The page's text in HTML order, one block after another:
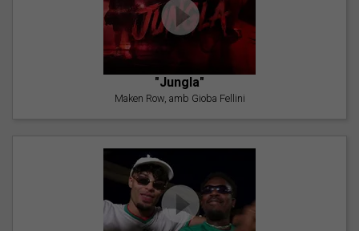
"Jungla"
Maken Row, amb Gioba Fellini